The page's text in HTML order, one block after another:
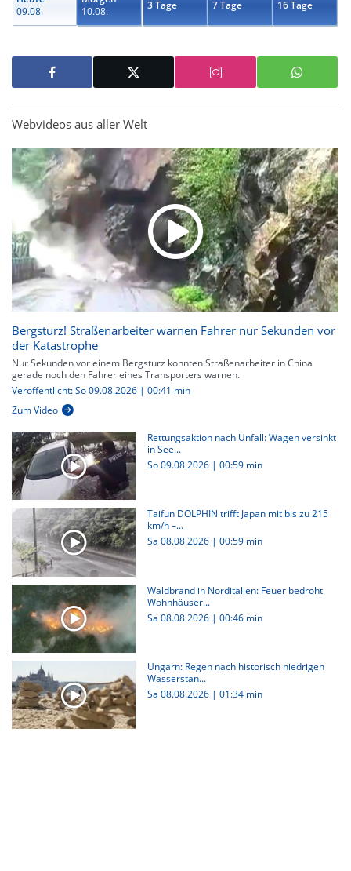
09.08.
10.08.
3 Tage 7 Tage 16 Tage
Webvideos aus aller Welt
Bergsturz! Straßenarbeiter warnen Fahrer nur Sekunden vor
der Katastrophe
Nur Sekunden vor einem Bergsturz konnten Straßenarbeiter in China
gerade noch den Fahrer eines Transporters warnen.
Veröffentlicht: So 09.08.2026 | 00:41 min
Zum Video
Rettungsaktion nach Unfall: Wagen versinkt
in See...
So 09.08.2026 | 00:59 min
Taifun DOLPHIN trifft Japan mit bis zu 215
km/h –...
Sa 08.08.2026 | 00:59 min
Waldbrand in Norditalien: Feuer bedroht
Wohnhäuser...
Sa 08.08.2026 | 00:46 min
Ungarn: Regen nach historisch niedrigen
Wasserstän...
Sa 08.08.2026 | 01:34 min